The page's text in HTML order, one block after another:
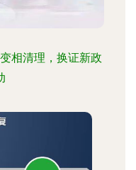
相清理，换证新政